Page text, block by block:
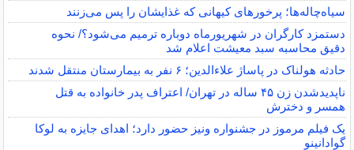
سیاه‌چاله‌ها؛ پرخورهای کیهانی که غذایشان را پس می‌زنند
دستمزد کارگران در شهریورماه دوباره ترمیم می‌شود؟/ نحوه
دقیق محاسبه سبد معیشت اعلام شد
حادثه هولناک در پاساژ علاءالدین؛ ۶ نفر به بیمارستان منتقل شدند
ناپدیدشدن زن ۴۵ ساله در تهران/ اعتراف پدر خانواده به قتل
همسر و دخترش
یک فیلم مرموز در جشنواره ونیز حضور دارد؛ اهدای جایزه به لوکا
گوادانینو